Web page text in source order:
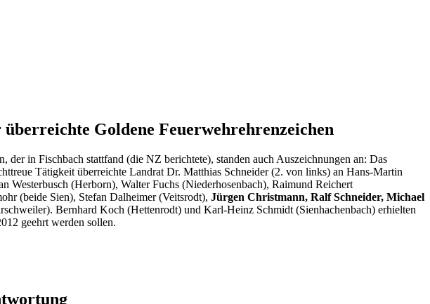
Goldene Feuerwehrehrenzeichen
der in Fischbach stattfand (die NZ berichtete), standen auch Auszeichnungen an: Das
Tätigkeit überreichte Landrat Dr. Matthias Schneider (2. von links) an Hans-Martin
Westerbusch (Herborn), Walter Fuchs (Niederhosenbach), Raimund Reichert
(beide Sien), Stefan Dalheimer (Veitsrodt), Jürgen Christmann, Ralf Schneider, Michael
Bernhard Koch (Hettenrodt) und Karl-Heinz Schmidt (Sienhachenbach) erhielten
geehrt werden sollen.